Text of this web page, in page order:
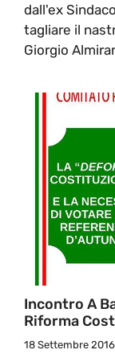
dall'ex
tagliare il
Giorgio
Incontro A
Riforma
18 Settembre 2016